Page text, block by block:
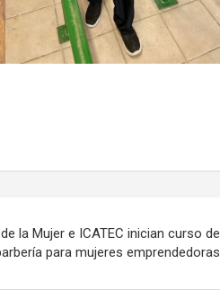
la Mujer e ICATEC inician curso de
para mujeres emprendedoras